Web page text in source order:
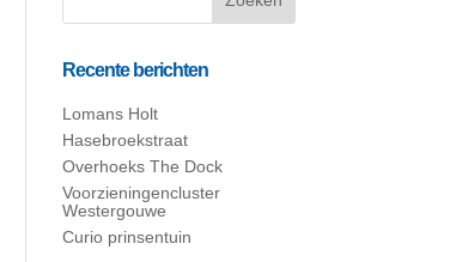
Recente berichten
Lomans Holt
Hasebroekstraat
Overhoeks The Dock
Voorzieningencluster
Westergouwe
Curio prinsentuin